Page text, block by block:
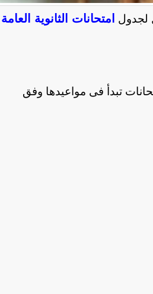
لجدول امتحانات الثانوية العامة
تبدأ فى مواعيدها وفق